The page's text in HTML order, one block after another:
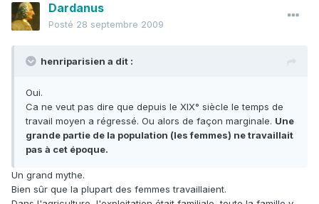
Dardanus
Posté 28 septembre 2009
henriparisien a dit :
Oui.
Ca ne veut pas dire que depuis le XIX° siècle le temps de
travail moyen a régressé. Ou alors de façon marginale. Une
grande partie de la population (les femmes) ne travaillait
pas à cet époque.
Un grand mythe.
Bien sûr que la plupart des femmes travaillaient.